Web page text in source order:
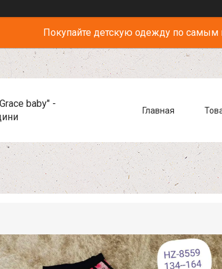
Покупайте детскую одежду по
baby" -
Главная